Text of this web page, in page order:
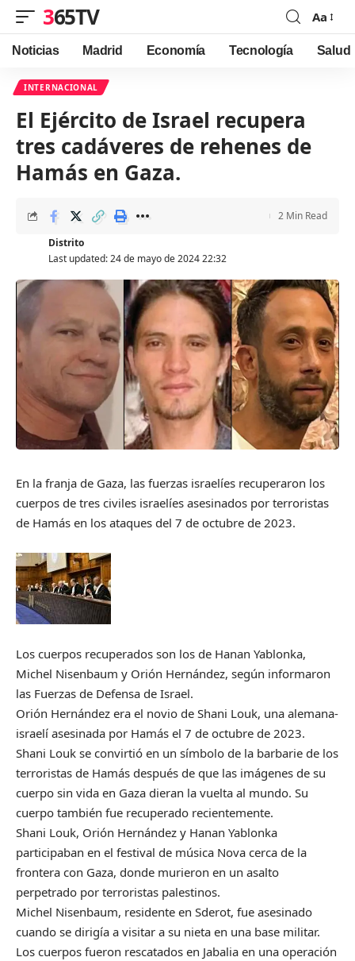
365TV
Font
Resizer
Aa
Noticias Madrid Economía Tecnología Salud
INTERNACIONAL
El Ejército de Israel recupera
tres cadáveres de rehenes de
Hamás en Gaza.
Last updated: 24 de mayo de 2024 22:32
Distrito
2 Min Read
En la franja de Gaza, las fuerzas israelíes recuperaron los
cuerpos de tres civiles israelíes asesinados por terroristas
de Hamás en los ataques del 7 de octubre de 2023.
Los cuerpos recuperados son los de Hanan Yablonka,
Michel Nisenbaum y Orión Hernández, según informaron
las Fuerzas de Defensa de Israel.
Orión Hernández era el novio de Shani Louk, una alemana-
israelí asesinada por Hamás el 7 de octubre de 2023.
Shani Louk se convirtió en un símbolo de la barbarie de los
terroristas de Hamás después de que las imágenes de su
cuerpo sin vida en Gaza dieran la vuelta al mundo. Su
cuerpo también fue recuperado recientemente.
Shani Louk, Orión Hernández y Hanan Yablonka
participaban en el festival de música Nova cerca de la
frontera con Gaza, donde murieron en un asalto
perpetrado por terroristas palestinos.
Michel Nisenbaum, residente en Sderot, fue asesinado
cuando se dirigía a visitar a su nieta en una base militar.
Los cuerpos fueron rescatados en Jabalia en una operación